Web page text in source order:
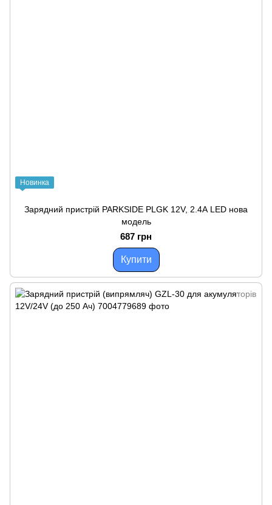
Новинка
Зарядний пристрій PARKSIDE PLGK 12V, 2.4А LED нова
модель
687 грн
Купити